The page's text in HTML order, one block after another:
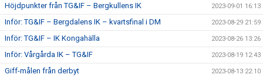
Höjdpunkter från TG&IF – Bergkullens IK 2023-09-01 16:13
Inför: TG&IF – Bergdalens IK – kvartsfinal i DM 2023-08-29 21:59
Inför: TG&IF – IK Kongahälla 2023-08-26 13:26
Inför: Vårgårda IK – TG&IF 2023-08-19 12:43
Giff-målen från derbyt 2023-08-13 22:10